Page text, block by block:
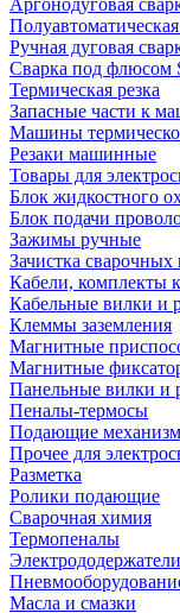
Аргонодуговая
Ручная дуговая
Сварка под флюсом
Термическая резка
Запасные части к
Машины
Резаки машинные
Товары для
Блок жидкостного
Блок подачи
Зажимы ручные
Зачистка
Кабели, комплекты
Кабельные вилки и
Клеммы заземления
Магнитные
Магнитные
Панельные вилки и
Пеналы-термосы
Подающие
Прочее для
Разметка
Ролики подающие
Сварочная химия
Термопеналы
Электрододержатели
Масла и смазки